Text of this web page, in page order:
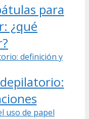
para
¿qué